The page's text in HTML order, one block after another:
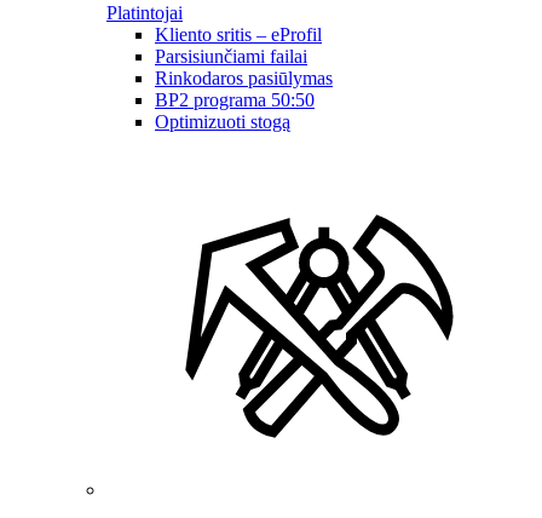
Platintojai
Kliento sritis – eProfil
Parsisiunčiami failai
Rinkodaros pasiūlymas
BP2 programa 50:50
Optimizuoti stogą